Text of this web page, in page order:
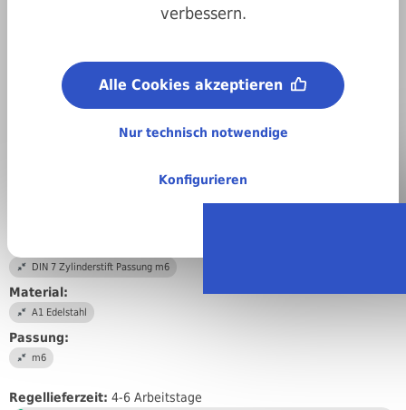
02000m7040010
Durchmesser:
DIN 7 Zylinderstift Passung m6
Material:
A1 Edelstahl
Passung:
m6
Regellieferzeit: 4-6 Arbeitstage
verbessern.
Alle Cookies akzeptieren
Nur technisch notwendige
Konfigurieren